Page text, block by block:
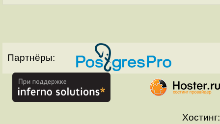
Партнёры:
Хостинг: